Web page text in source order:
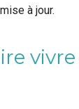
à jour.